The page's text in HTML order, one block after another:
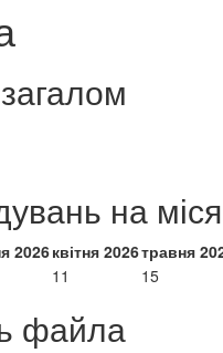
на
2026квітня 2026травня
11 15
файла